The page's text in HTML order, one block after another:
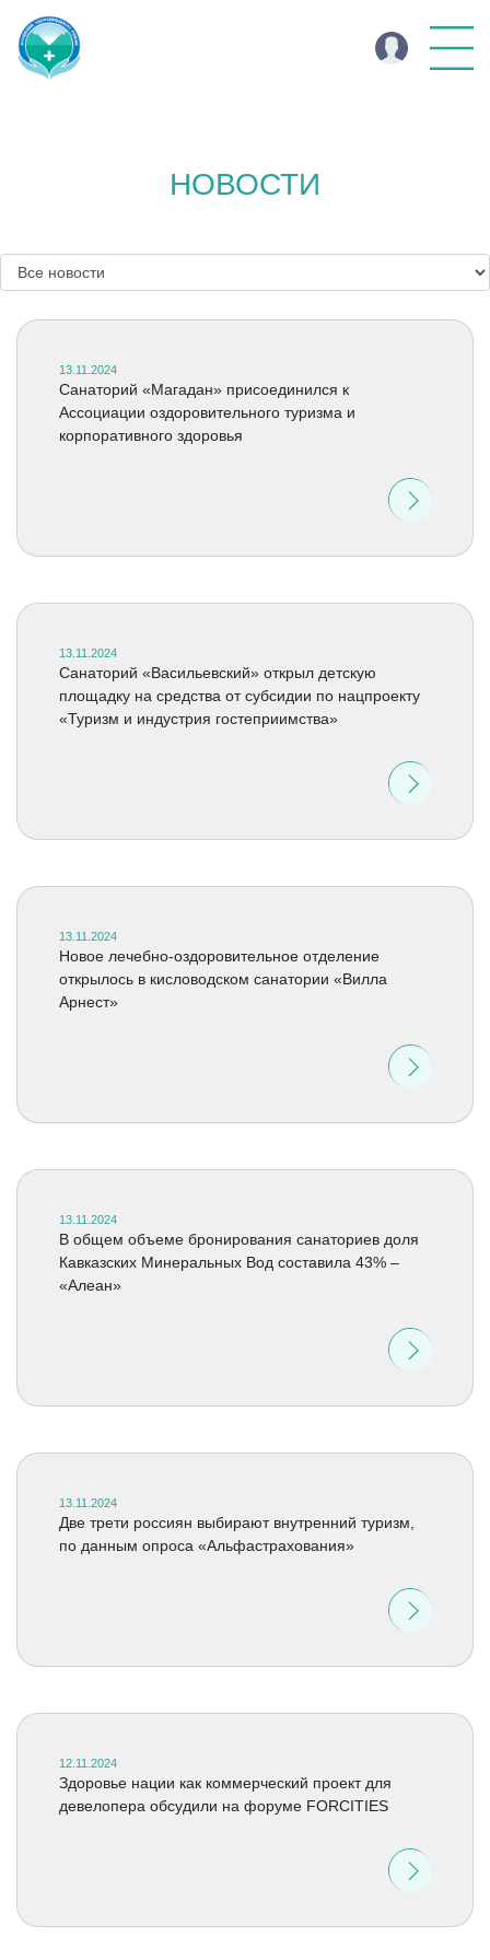
НОВОСТИ
13.11.2024
Санаторий «Магадан» присоединился к
Ассоциации оздоровительного туризма и
корпоративного здоровья
13.11.2024
Санаторий «Васильевский» открыл детскую
площадку на средства от субсидии по нацпроекту
«Туризм и индустрия гостеприимства»
13.11.2024
Новое лечебно-оздоровительное отделение
открылось в кисловодском санатории «Вилла
Арнест»
13.11.2024
В общем объеме бронирования санаториев доля
Кавказских Минеральных Вод составила 43% –
«Алеан»
13.11.2024
Две трети россиян выбирают внутренний туризм,
по данным опроса «Альфастрахования»
12.11.2024
Здоровье нации как коммерческий проект для
девелопера обсудили на форуме FORCITIES